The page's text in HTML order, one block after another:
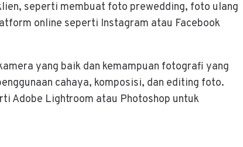
seperti membuat foto prewedding, foto ulang
online seperti Instagram atau Facebook
yang baik dan kemampuan fotografi yang
cahaya, komposisi, dan editing foto.
Adobe Lightroom atau Photoshop untuk